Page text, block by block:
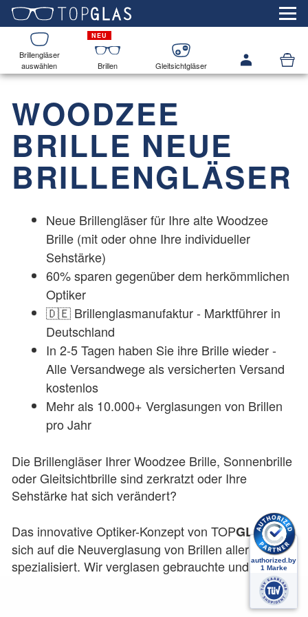
Brillengläser
auswählen
Brillen Gleitsichtgläser
WOODZEE
BRILLE NEUE
BRILLENGLÄSER
Neue Brillengläser für Ihre alteWoodzee
Brille (mit oder ohne Ihre individueller
Sehstärke)
60% sparen gegenüber dem herkömmlichen
Optiker
🇩🇪 Brillenglasmanufaktur - Marktführer in
Deutschland
In 2-5 Tagen haben Sie ihre Brille wieder -
Alle Versandwege als versicherten Versand
kostenlos
Mehr als 10.000+ Verglasungen von Brillen
pro Jahr
Die Brillengläser IhrerWoodzeeBrille, Sonnenbrille
oder Gleitsichtbrille sind zerkratzt oder Ihre
Sehstärke hat sich verändert?
Das innovative Optiker-Konzept von TOPGLAShat
sich auf die Neuverglasung von Brillen aller Art
spezialisiert. Wir verglasen gebrauchte und neue
Brillen seit 2015. Durch unsere Spezialisierung auf
neue Brillengläser, sind wir in Deutschland der